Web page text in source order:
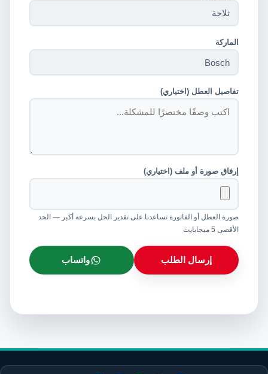
الماركة
تفاصيل العطل (اختياري)
إرفاق صورة أو ملف (اختياري)
صورة العطل أو الفاتورة تساعدنا على تقدير الحل بسرعة أكبر — الحد
الأقصى 5 ميجابايت
إرسال الطلب واتساب